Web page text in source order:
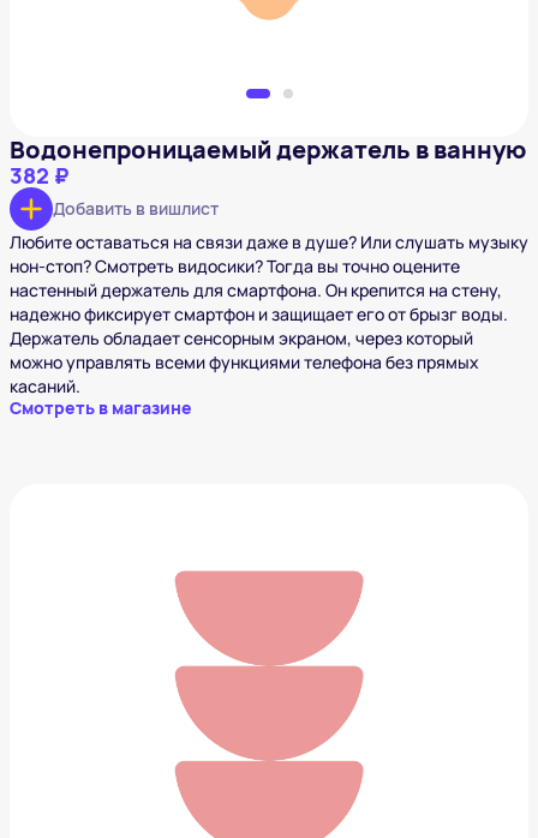
Водонепроницаемый держатель в ванную
382 ₽
Добавить в вишлист
Любите оставаться на связи даже в душе? Или слушать музыку
нон-стоп? Смотреть видосики? Тогда вы точно оцените
настенный держатель для смартфона. Он крепится на стену,
надежно фиксирует смартфон и защищает его от брызг воды.
Держатель обладает сенсорным экраном, через который
можно управлять всеми функциями телефона без прямых
касаний.
Смотреть в магазине